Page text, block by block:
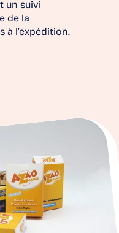
un suivi
de la
à l’expédition.